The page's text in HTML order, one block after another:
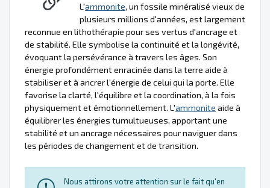
L'ammonite, un fossile minéralisé vieux de
plusieurs millions d'années, est largement
reconnue en lithothérapie pour ses vertus d'ancrage et
de stabilité. Elle symbolise la continuité et la longévité,
évoquant la persévérance à travers les âges. Son
énergie profondément enracinée dans la terre aide à
stabiliser et à ancrer l'énergie de celui qui la porte. Elle
favorise la clarté, l'équilibre et la coordination, à la fois
physiquement et émotionnellement. L'ammonite aide à
équilibrer les énergies tumultueuses, apportant une
stabilité et un ancrage nécessaires pour naviguer dans
les périodes de changement et de transition.
Nous attirons votre attention sur le fait qu'en